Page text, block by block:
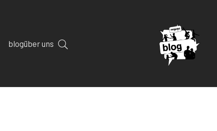
blogüber uns